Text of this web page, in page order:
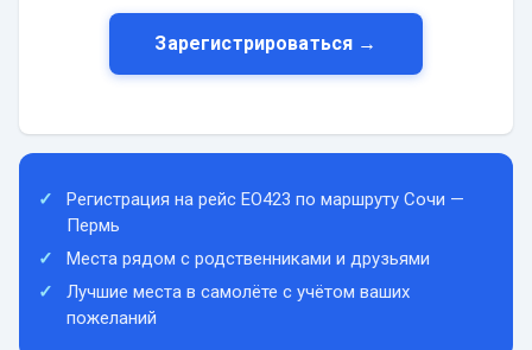
Зарегистрироваться →
Регистрация на рейс EO423 по маршруту Сочи —
Пермь
Места рядом с родственниками и друзьями
Лучшие места в самолёте с учётом ваших
пожеланий